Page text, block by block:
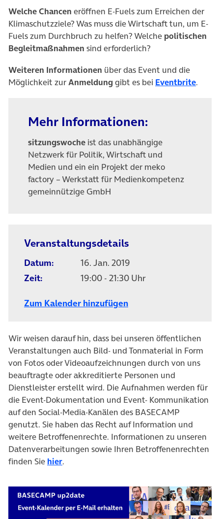
Welche Chancen eröffnen E-Fuels zum Erreichen der
Klimaschutzziele? Was muss die Wirtschaft tun, um E-
Fuels zum Durchbruch zu helfen? Welche politischen
Begleitmaßnahmen sind erforderlich?
Weiteren Informationen über das Event und die
Möglichkeit zurAnmeldung gibt es bei Eventbrite.
Mehr Informationen:
sitzungswoche ist das unabhängige
Netzwerk für Politik, Wirtschaft und
Medien und ein ein Projekt der meko
factory – Werkstatt für Medienkompetenz
gemeinnützige GmbH
Veranstaltungsdetails
Datum:
16. Jan. 2019
Zeit:
19:00 - 21:30 Uhr
Zum Kalender hinzufügen
Wir weisen darauf hin, dass bei unseren öffentlichen
Veranstaltungen auch Bild- und Tonmaterial in Form
von Fotos oder Videoaufzeichnungen durch von uns
beauftragte oder akkreditierte Personen und
Dienstleister erstellt wird. Die Aufnahmen werden für
die Event-Dokumentation und Event- Kommunikation
auf den Social-Media-Kanälen des BASECAMP
genutzt. Sie haben das Recht auf Information und
weitere Betroffenenrechte. Informationen zu unseren
Datenverarbeitungen sowie Ihren Betroffenenrechten
finden Sie hier.